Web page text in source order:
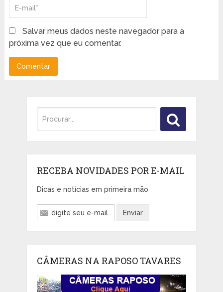
Salvar meus dados neste navegador para a
próxima vez que eu comentar.
RECEBA NOVIDADES POR E-MAIL
Dicas e notícias em primeira mão
CÂMERAS NA RAPOSO TAVARES